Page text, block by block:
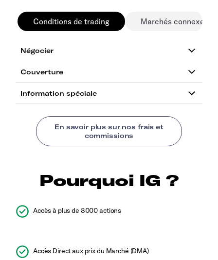
Conditions de trading Marchés connexes
Pourquoi IG ?
Accès à plus de 8000 actions
Accès Direct aux prix du Marché (DMA)